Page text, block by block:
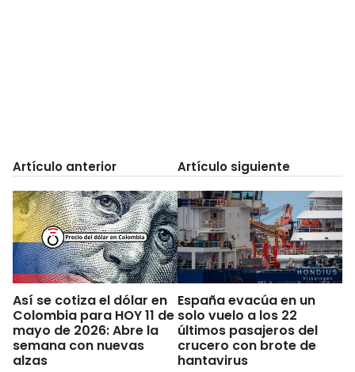
Artículo anterior
Así se cotiza el dólar en
Colombia para HOY 11 de
mayo de 2026: Abre la
semana con nuevas
alzas
Artículo siguiente
España evacúa en un
solo vuelo a los 22
últimos pasajeros del
crucero con brote de
hantavirus